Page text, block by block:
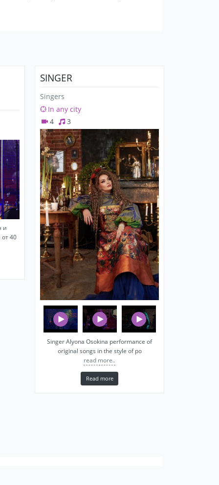
и
40
SINGER
Singers
In any city
4
3
Singer Alyona Osokina performance of
original songs in the style of po
read more..
Read more